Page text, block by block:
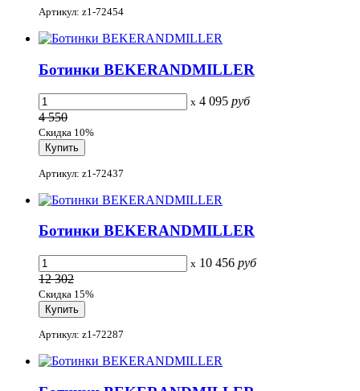
Артикул: z1-72454
Ботинки BEKERANDMILLER
x 4 095 руб
4 550
Скидка 10%
Артикул: z1-72437
Ботинки BEKERANDMILLER
x 10 456 руб
12 302
Скидка 15%
Артикул: z1-72287